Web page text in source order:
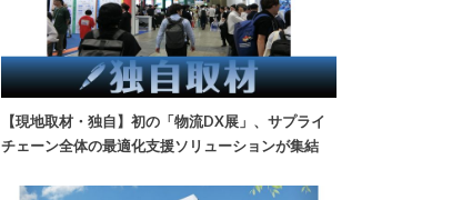
【現地取材・独自】初の「物流DX展」、サプライ
チェーン全体の最適化支援ソリューションが集結